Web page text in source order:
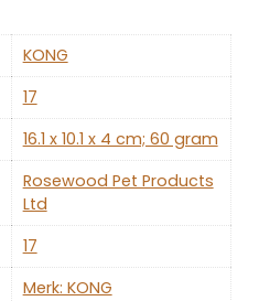
‎KONG
‎17
‎16.1 x 10.1 x 4 cm; 60 gram
‎Rosewood Pet Products
Ltd
‎17
Merk: KONG